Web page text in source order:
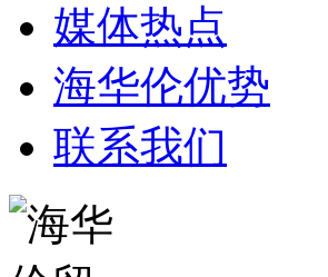
媒体热点
海华伦优势
联系我们